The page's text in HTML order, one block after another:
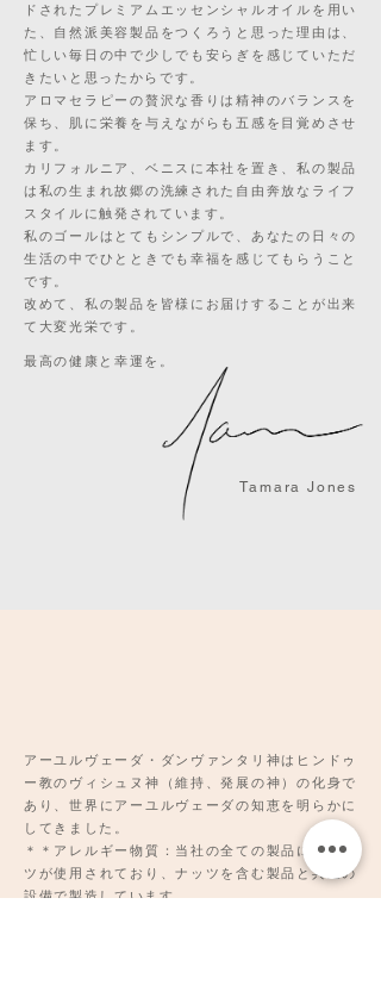
ドされたプレミアムエッセンシャルオイルを用い
た、自然派美容製品をつくろうと思った理由は、
忙しい毎日の中で少しでも安らぎを感じていただ
きたいと思ったからです。
アロマセラピーの贅沢な香りは精神のバランスを
保ち、肌に栄養を与えながらも五感を目覚めさせ
ます。
カリフォルニア、ベニスに本社を置き、私の製品
は私の生まれ故郷の洗練された自由奔放なライフ
スタイルに触発されています。
私のゴールはとてもシンプルで、あなたの日々の
生活の中でひとときでも幸福を感じてもらうこと
です。
改めて、私の製品を皆様にお届けすることが出来
て大変光栄です。
最高の健康と幸運を。
Tamara Jones
アーユルヴェーダ・ダンヴァンタリ神はヒンドゥ
ー教のヴィシュヌ神（維持、発展の神）の化身で
あり、世界にアーユルヴェーダの知恵を明らかに
してきました。
＊＊アレルギー物質：当社の全ての製品にはナッ
ツが使用されており、ナッツを含む製品と共通の
設備で製造しています。